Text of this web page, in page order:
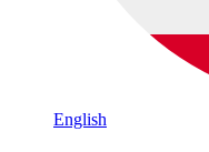
English